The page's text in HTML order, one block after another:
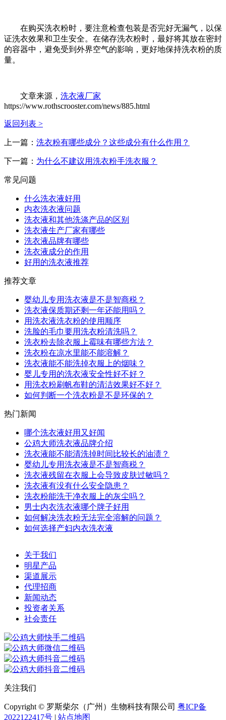
在购买洗衣粉时，要注意检查包装是否完好无漏气，以保
证洗衣效果和卫生安全。在储存洗衣粉时，最好将其放在密封
的容器中，避免受到外界空气的影响，更好地保持洗衣粉的质
量。
文章来源， 洗衣液厂家
https://www.rothscrooster.com/news/885.html
返回列表 >
上一篇： 洗衣粉有哪些成分？这些成分有什么作用？
下一篇： 为什么不建议用洗衣粉手洗衣服？
常见问题
什么洗衣液好用
内衣洗衣液问题
洗衣液和其他洗涤产品的区别
洗衣液生产厂家有哪些
洗衣液品牌有哪些
洗衣液成分的作用
好用的洗衣液推荐
推荐文章
婴幼儿专用洗衣液是不是智商税？
洗衣液保质期还剩一年还能用吗？
用洗衣液洗衣粉的使用顺序
洗脸的毛巾要用洗衣粉清洗吗？
洗衣粉去除衣服上霉味有哪些方法？
洗衣粉在凉水里能不能溶解？
洗衣液能不能洗掉衣服上的烟味？
婴儿专用的洗衣液安全性好不好？
用洗衣粉刷帆布鞋的清洁效果好不好？
如何判断一个洗衣粉是不是环保的？
热门新闻
哪个洗衣液好用又好闻
公鸡大师洗衣液品牌介绍
洗衣液能不能清洗掉时间比较长的油渍？
婴幼儿专用洗衣液是不是智商税？
洗衣液残留在衣服上会导致皮肤过敏吗？
洗衣液有没有什么安全隐患？
洗衣粉能洗干净衣服上的灰尘吗？
男士内衣洗衣液哪个牌子好用
如何解决洗衣粉无法完全溶解的问题？
如何选择产妇内衣洗衣液
关于我们
明星产品
渠道展示
代理招商
新闻动态
投资者关系
社会责任
关注我们
Copyright © 罗斯柴尔（广州）生物科技有限公司 粤ICP备
2022122417号 | 站点地图